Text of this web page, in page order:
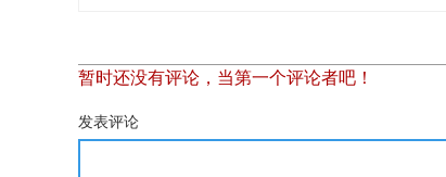
暂时还没有评论，当第一个评论者吧！
发表评论